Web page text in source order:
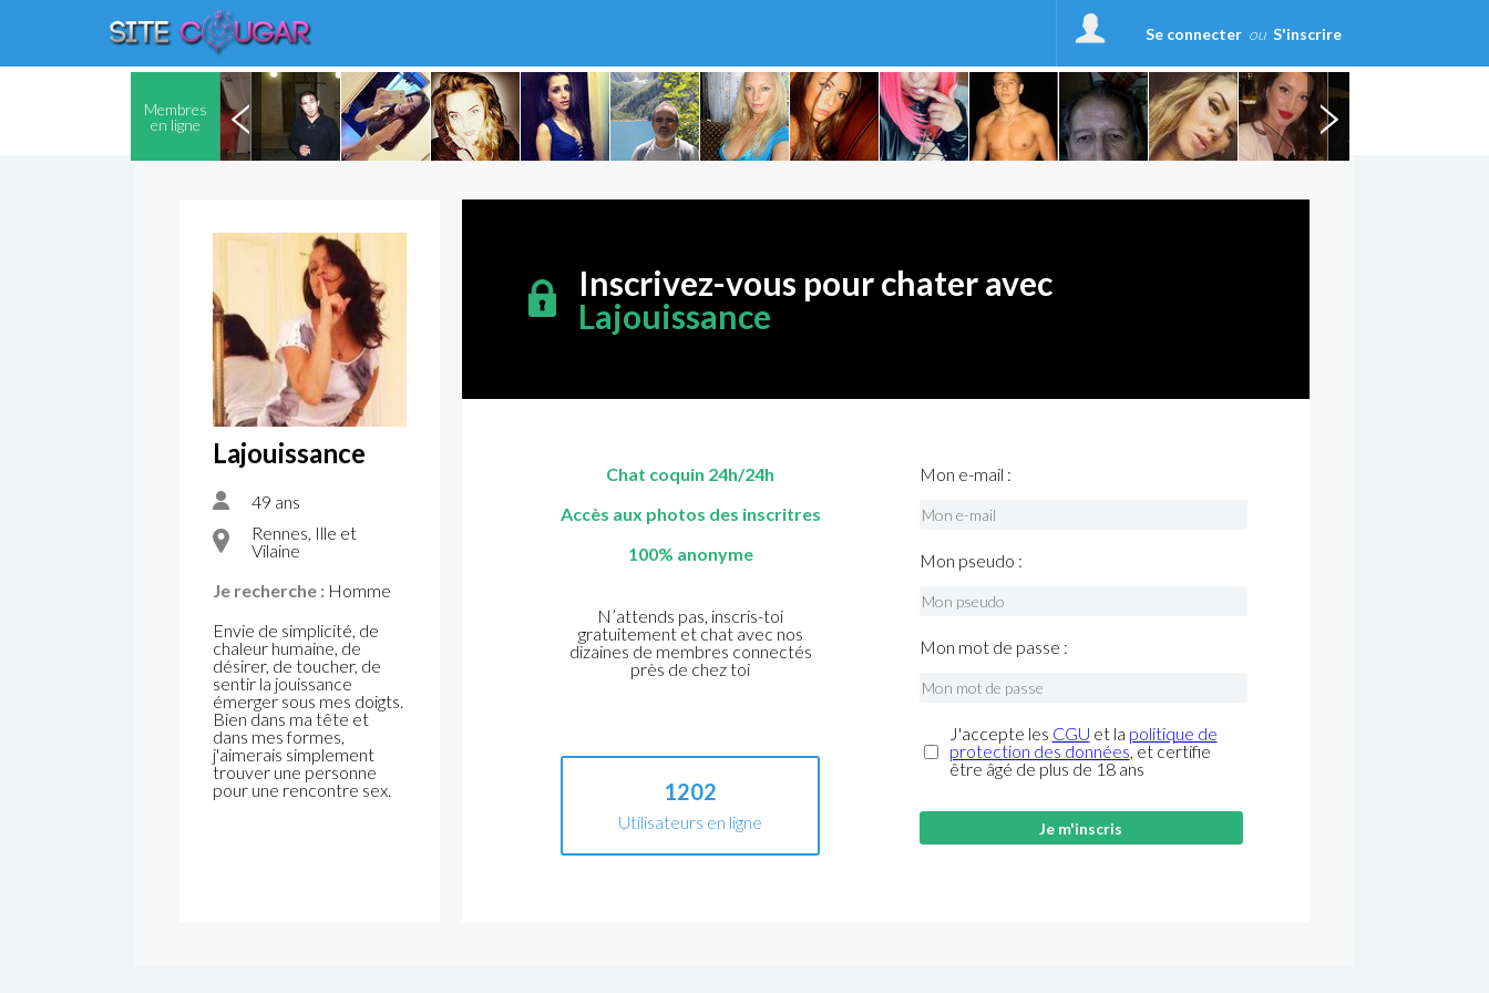
Se connecter ou S'inscrire
Membres
en ligne
Lajouissance
49 ans
Rennes, Ille et
Vilaine
Je recherche : Homme
Envie de simplicité, de
chaleur humaine, de
désirer, de toucher, de
sentir la jouissance
émerger sous mes doigts.
Bien dans ma tête et
dans mes formes,
j'aimerais simplement
trouver une personne
pour une rencontre sex.
Inscrivez-vous pour chater avec
Lajouissance
Chat coquin 24h/24h
Accès aux photos des inscritres
100% anonyme
N’attends pas, inscris-toi
gratuitement et chat avec nos
dizaines de membres connectés
près de chez toi
1202
Utilisateurs en ligne
Mon e-mail :
Mon pseudo :
Mon mot de passe :
J'accepte les CGU et la politique de
protection des données, et certifie
être âgé de plus de 18 ans